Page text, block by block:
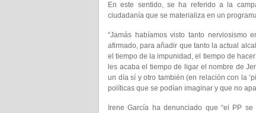
En este sentido, se ha referido a la
ciudadanía que se materializa en un
“Jamás habíamos visto tanto nerviosismo
afirmado, para añadir que tanto la actual
el tiempo de la impunidad, el tiempo de
les acaba el tiempo de ligar el nombre de
un día sí y otro también (en relación con la
políticas que se podían imaginar y que no
Irene García ha denunciado que “el PP